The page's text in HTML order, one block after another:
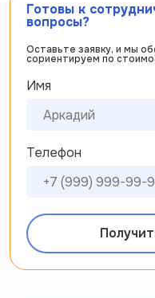
Готовы к
вопросы?
Оставьте заявку, и мы
сориентируем по
Имя
Телефон